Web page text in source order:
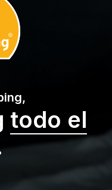
todo el